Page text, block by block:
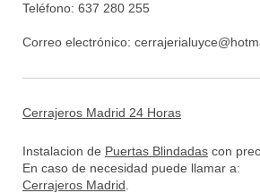
Teléfono: 637 280 255
Correo electrónico:
Cerrajeros Madrid 24 Horas
Instalacion de Puertas Blindadas con
En caso de necesidad puede llamar a:
Cerrajeros Madrid